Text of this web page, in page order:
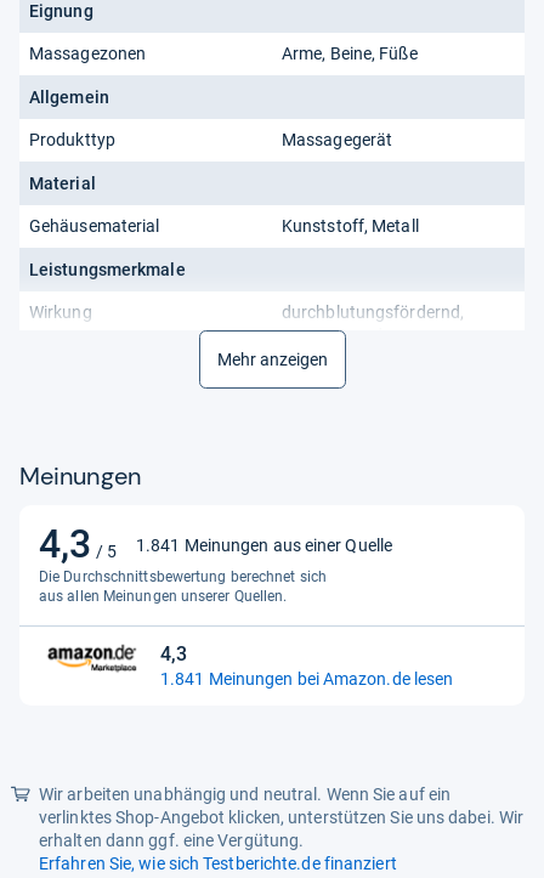
Eignung
Massagezonen Arme, Beine, Füße
Allgemein
Produkttyp Massagegerät
Material
Gehäusematerial Kunststoff, Metall
Leistungsmerkmale
Wirkung
durchblutungsfördernd,
entspannend
Funktionalitäten
Mehr anzeigen
Meinungen
4,3 / 5
4,3
von
5
Sternen
1.841 Meinungen aus einer Quelle
Die Durchschnittsbewertung berechnet sich
aus allen Meinungen unserer Quellen.
4,3
4,3
von
1.841 Meinungen bei Amazon.de lesen
Wir arbeiten unabhängig und neutral. Wenn Sie auf ein
verlinktes Shop-Angebot klicken, unterstützen Sie uns dabei. Wir
erhalten dann ggf. eine Vergütung.
Erfahren Sie, wie sich Testberichte.de finanziert